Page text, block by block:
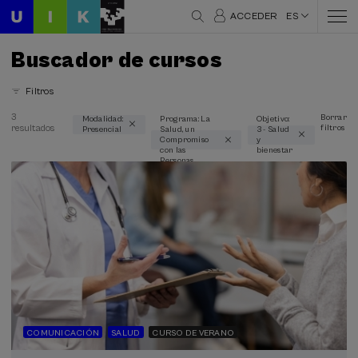
ACCEDER ES
Buscador de cursos
Filtros
Áreas temáticas
Comunicación (1)
Lingüística y Literatura (1)
Psicología (1)
Salud (3)
Modalidad
Presencial (3)
Tipo de actividad
3
resultados
Modalidad:
Presencial
Programa: La
Salud, un
Compromiso
con las
Personas
Objetivo:
3 - Salud
y
bienestar
Borrar
filtros
COMUNICACIÓN SALUD CURSO DE VERANO